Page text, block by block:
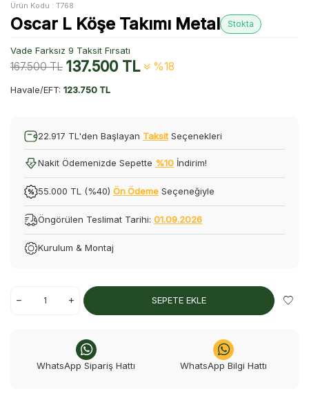
Ürün Kodu : T768
Oscar L Köşe Takımı Metal Stokta
Vade Farksız 9 Taksit Fırsatı
167.500TL 137.500TL %18
Havale/EFT: 123.750 TL
22.917 TL'den Başlayan Taksit Seçenekleri
Nakit Ödemenizde Sepette %10 İndirim!
55.000 TL (%40) Ön Ödeme Seçeneğiyle
Öngörülen Teslimat Tarihi: 01.09.2026
Kurulum & Montaj
SEPETE EKLE
WhatsApp Sipariş Hattı WhatsApp Bilgi Hattı